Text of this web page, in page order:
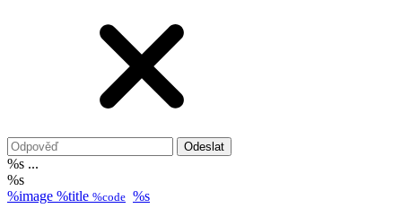
Odeslat
%s ...
%s
%image %title %code %s